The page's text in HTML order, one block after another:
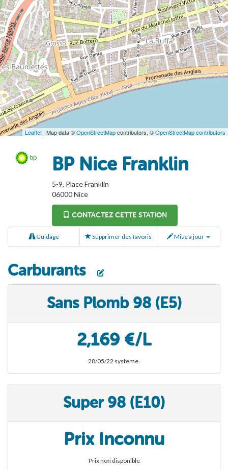
Leaflet | Map data ©OpenStreetMapcontributors, ©OpenStreetMap contributors
BP Nice Franklin
5-9, Place Franklin
06000Nice
CONTACTEZ CETTE STATION
Guidage Supprimer des favoris Mise à jour
Carburants
Sans Plomb 98 (E5)
2,169 €/L
28/05/22 systeme.
Super 98 (E10)
Prix Inconnu
Prix non disponible